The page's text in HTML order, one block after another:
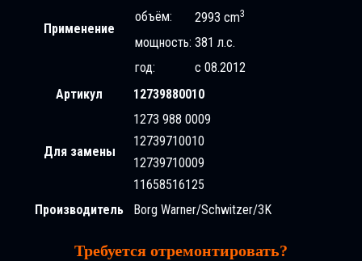
Применение
объём:
2993 cm3
мощность: 381 л.с.
год:
с 08.2012
Артикул
12739880010
Для замены
1273 988 0009
12739710010
12739710009
11658516125
Производитель
Borg Warner/Schwitzer/3K
Требуется отремонтировать?